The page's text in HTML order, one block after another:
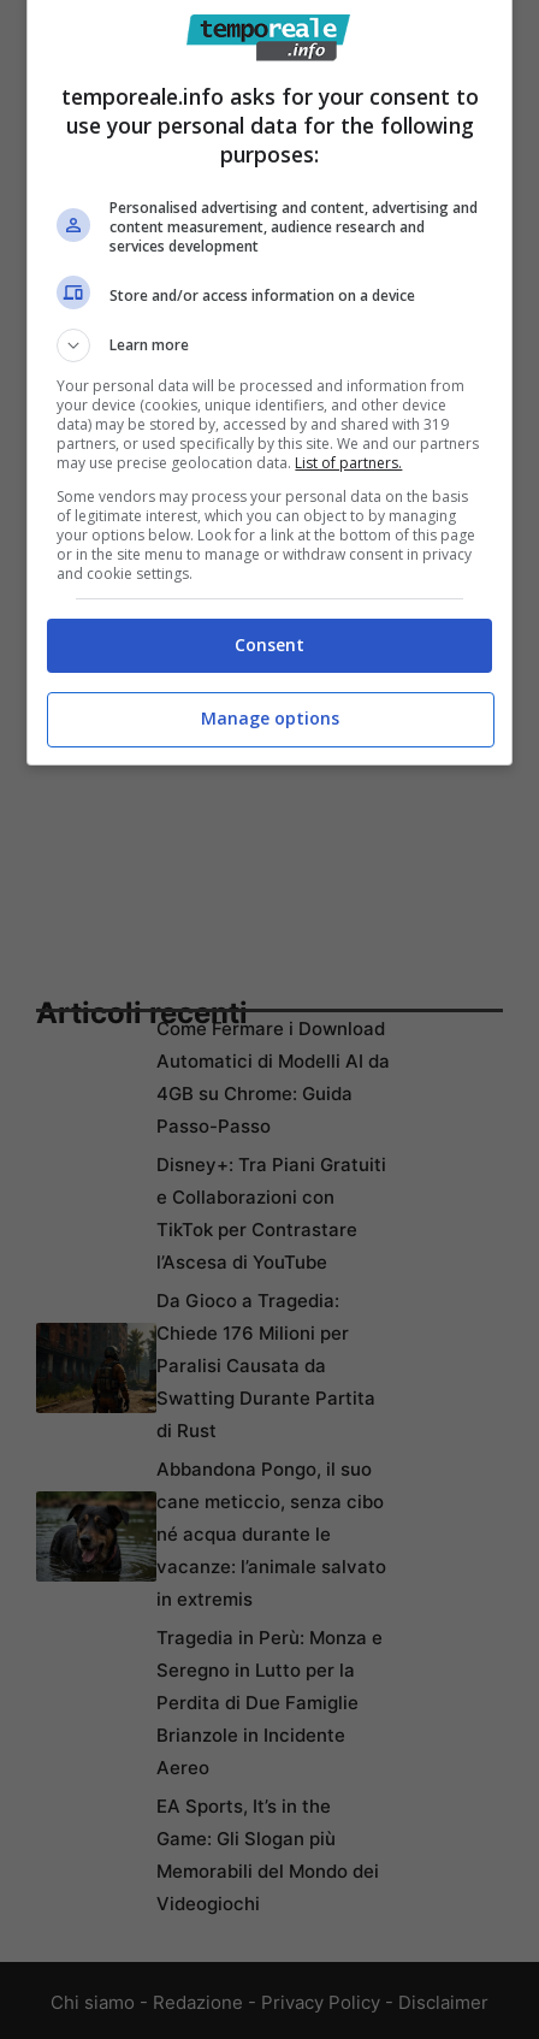
Sud Pontino / Parco Riviera di Ulisse
a Venezia presenta il Premio
Afrodite 2022 e premia Rocio
Morales
10 Settembre 2022
Articoli recentiCome Fermare i Download
Automatici di Modelli AI da
4GB su Chrome: Guida
Passo-Passo
Disney+: Tra Piani Gratuiti
e Collaborazioni con
TikTok per Contrastare
l’Ascesa di YouTube
Da Gioco a Tragedia:
Chiede 176 Milioni per
Paralisi Causata da
Swatting Durante Partita
di Rust
Abbandona Pongo, il suo
cane meticcio, senza cibo
né acqua durante le
vacanze: l’animale salvato
in extremis
Tragedia in Perù: Monza e
Seregno in Lutto per la
Perdita di Due Famiglie
Brianzole in Incidente
Aereo
EA Sports, It’s in the
Game: Gli Slogan più
Memorabili del Mondo dei
Videogiochi
Chi siamo - Redazione - Privacy Policy - Disclaimer
temporeale.info asks for your consent to
use your personal data for the following
purposes:
Personalised advertising and content, advertising and
content measurement, audience research and
services development
Store and/or access information on a device
Learn more
Your personal data will be processed and information from
your device (cookies, unique identifiers, and other device
data) may be stored by, accessed by and shared with 319
partners, or used specifically by this site. We and our partners
may use precise geolocation data. List of partners.
Some vendors may process your personal data on the basis
of legitimate interest, which you can object to by managing
your options below. Look for a link at the bottom of this page
or in the site menu to manage or withdraw consent in privacy
and cookie settings.
Consent
Manage options